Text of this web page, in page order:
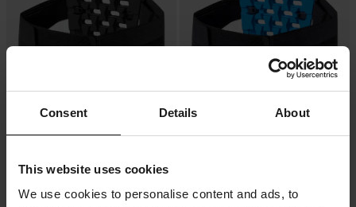
Consent Details About
This website uses cookies
We use cookies to personalise content and ads, to